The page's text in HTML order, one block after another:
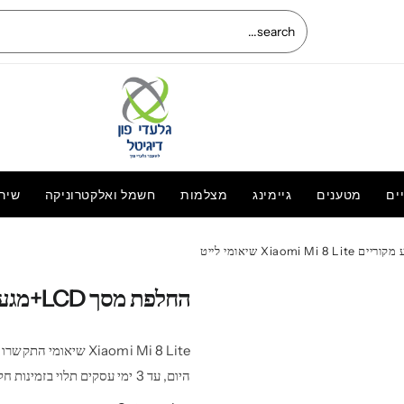
מטענים גיימינג מצלמות חשמל ואלקטרוניקה
החלפת מסך LCD+מגע מקוריים Xiaomi Mi 8 Lite שיאומי לייט
היום, עד 3 ימי עסקים תלוי בזמינות חלקים ועבודה.
| צבע Midnight | חדש